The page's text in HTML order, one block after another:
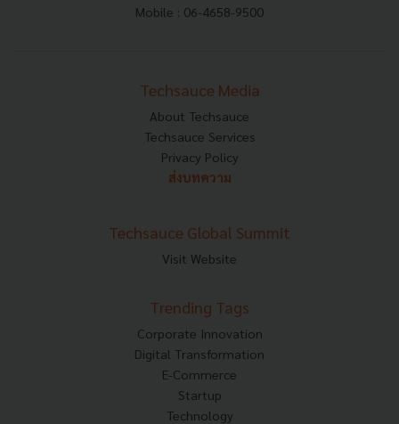
Mobile : 06-4658-9500
Techsauce Media
About Techsauce
Techsauce Services
Privacy Policy
ส่งบทความ
Techsauce Global Summit
Visit Website
Trending Tags
Corporate Innovation
Digital Transformation
E-Commerce
Startup
Technology